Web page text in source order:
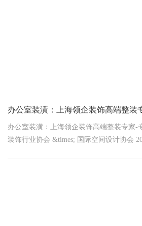
办公室装潢：上海领企装饰高端整装
办公室装潢：上海领企装饰高端整装专家-
装饰行业协会 &times; 国际空间设计协会